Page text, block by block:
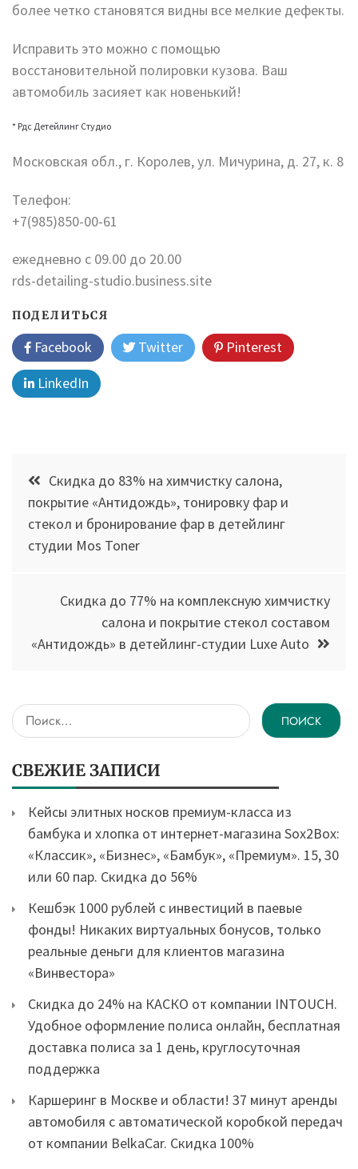
более четко становятся видны все мелкие дефекты.
Исправить это можно с помощью
восстановительной полировки кузова. Ваш
автомобиль засияет как новенький!
* Рдс Детейлинг Студио
Московская обл., г. Королев, ул. Мичурина, д. 27, к. 8
Телефон:
+7(985)850-00-61
ежедневно с 09.00 до 20.00
rds-detailing-studio.business.site
ПОДЕЛИТЬСЯ
Facebook Twitter
Pinterest
LinkedIn
Навигация
по
записям
Скидка до 83% на химчистку салона,
покрытие «Антидождь», тонировку фар и
стекол и бронирование фар в детейлинг
студии Mos Toner
Скидка до 77% на комплексную химчистку
салона и покрытие стекол составом
«Антидождь» в детейлинг-студии Luxe Auto
Найти:
СВЕЖИЕ ЗАПИСИ
Кейсы элитных носков премиум-класса из
бамбука и хлопка от интернет-магазина Sox2Box:
«Классик», «Бизнес», «Бамбук», «Премиум». 15, 30
или 60 пар. Скидка до 56%
Кешбэк 1000 рублей с инвестиций в паевые
фонды! Никаких виртуальных бонусов, только
реальные деньги для клиентов магазина
«Винвестора»
Скидка до 24% на КАСКО от компании INTOUCH.
Удобное оформление полиса онлайн, бесплатная
доставка полиса за 1 день, круглосуточная
поддержка
Каршеринг в Москве и области! 37 минут аренды
автомобиля с автоматической коробкой передач
от компании BelkaCar. Скидка 100%